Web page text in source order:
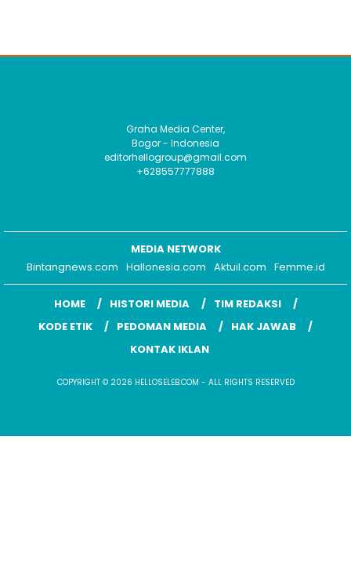
Graha Media Center,
Bogor - Indonesia
editorhellogroup@gmail.com
+628557777888
MEDIA NETWORK
Bintangnews.com Hallonesia.com Aktuil.com Femme.id
HOME HISTORI MEDIA
TIM REDAKSI
KODE ETIK
PEDOMAN MEDIA
HAK JAWAB
KONTAK IKLAN
COPYRIGHT © 2026 HELLOSELEB.COM - ALL RIGHTS RESERVED